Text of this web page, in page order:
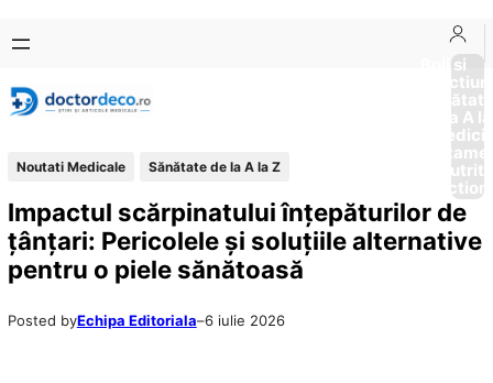
conținut
content
Boli si
Afectiuni
Sănătate
de la A
Noutati Medicale Sănătate de la A la Z
Impactul scărpinatului înțepăturilor de
țânțari: Pericolele și soluțiile alternative
pentru o piele sănătoasă
Posted byEchipa Editoriala–6 iulie 2026